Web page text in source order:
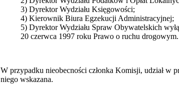
3) Dyrektor Wydziału Księgowości;
4) Kierownik Biura Egzekucji Administracyjnej;
5) Dyrektor Wydziału Spraw Obywatelskich
20 czerwca 1997 roku Prawo o ruchu drogowym.
W przypadku nieobecności członka Komisji, udział w
niego wskazana.